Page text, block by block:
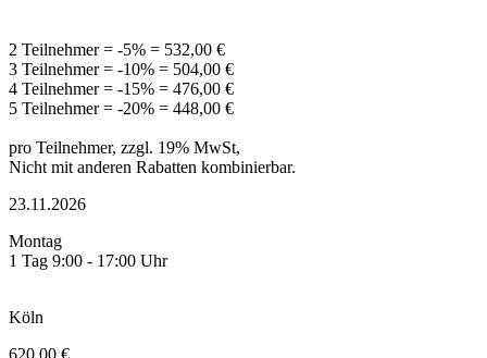
2 Teilnehmer = -5% = 532,00 €
3 Teilnehmer = -10% = 504,00 €
4 Teilnehmer = -15% = 476,00 €
5 Teilnehmer = -20% = 448,00 €
pro Teilnehmer, zzgl. 19% MwSt,
Nicht mit anderen Rabatten kombinierbar.
23.11.2026
Montag
1 Tag 9:00 - 17:00 Uhr
Köln
620,00 €